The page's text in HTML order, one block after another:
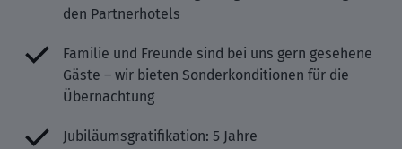
den Partnerhotels
Familie und Freunde sind bei uns gern gesehene
Gäste – wir bieten Sonderkonditionen für die
Übernachtung
Jubiläumsgratifikation: 5 Jahre